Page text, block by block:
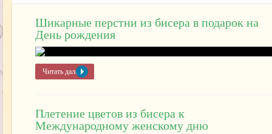
Шикарные перстни из бисера в подарок на
День рождения
Читать далее »
Плетение цветов из бисера к
Международному женскому дню